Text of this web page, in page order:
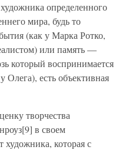
определенного
мира, будь то
(как у Марка Ротко,
или память —
который воспринимается
Олега), есть объективная
творчества
в своем
художника, которая с